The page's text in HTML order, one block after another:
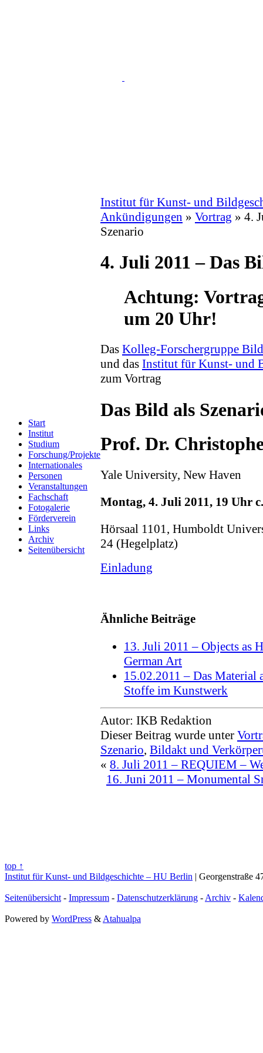
Start
Institut
Studium
Forschung/Projekte
Internationales
Personen
Veranstaltungen
Fachschaft
Fotogalerie
Förderverein
Links
Archiv
Seitenübersicht
Institut für Kunst- und
Ankündigungen » Vortrag » 4.
Szenario
4. Juli 2011 – Das
Achtung:
um 20 Uhr!
Das Kolleg-Forschergruppe
und das Institut für Kunst- und
zum Vortrag
Das Bild als
Prof. Dr.
Yale University, New Haven
Montag, 4. Juli 2011, 19 Uhr
Hörsaal 1101, Humboldt
24 (Hegelplatz)
Einladung
Ähnliche Beiträge
13. Juli 2011 – Objects as
German Art
15.02.2011 – Das Material
Stoffe im Kunstwerk
Autor: IKB Redaktion
Dieser Beitrag wurde unter
Szenario, Bildakt und
« 8. Juli 2011 – REQUIEM –
16. Juni 2011 – Monumental
top ↑
Institut für Kunst- und Bildgeschichte – HU Berlin | Georgenstraße
Seitenübersicht - Impressum - Datenschutzerklärung - Archiv -
Powered by WordPress & Atahualpa